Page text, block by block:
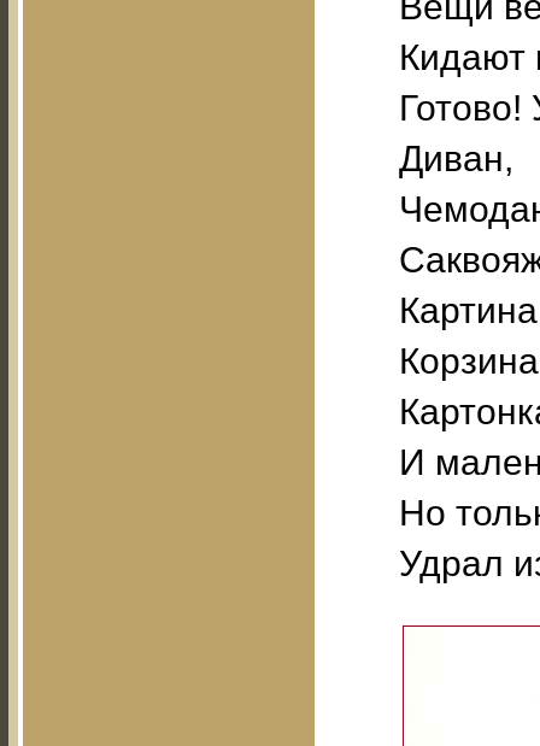
Кидают
Готово!
Диван,
И
Но
Удрал